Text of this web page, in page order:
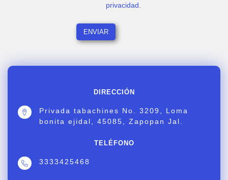
DIRECCIÓN
Privada tabachines No. 3209, Loma
bonita ejidal, 45085, Zapopan Jal.
TELÉFONO
3333425468
privacidad